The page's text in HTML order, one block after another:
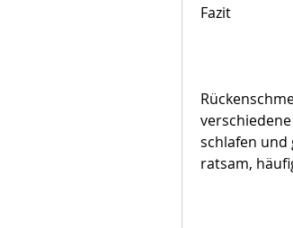
Fazit
schlafen und
ratsam,